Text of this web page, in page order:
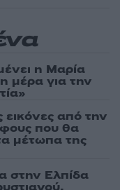
η Μαρία
μέρα για την
από την
που θα
μέτωπα της
στην Ελπίδα